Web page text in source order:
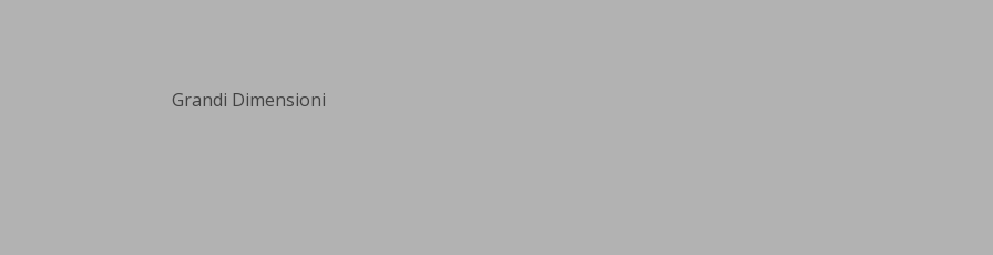
Grandi Dimensioni